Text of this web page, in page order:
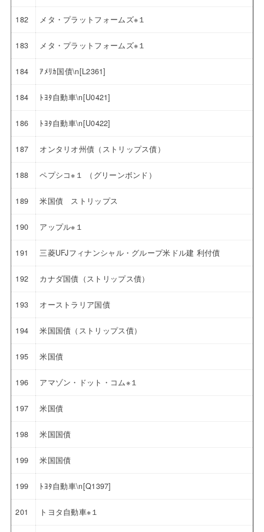
182 メタ・プラットフォームズ※１
183 メタ・プラットフォームズ※１
184 ｱﾒﾘｶ国債\n[L2361]
184 ﾄﾖﾀ自動車\n[U0421]
186 ﾄﾖﾀ自動車\n[U0422]
187 オンタリオ州債（ストリップス債）
188 ペプシコ※１ （グリーンボンド）
189 米国債 ストリップス
190 アップル※１
191 三菱UFJフィナンシャル・グループ米ドル建 利付債
192 カナダ国債（ストリップス債）
193 オーストラリア国債
194 米国国債（ストリップス債）
195 米国債
196 アマゾン・ドット・コム※１
197 米国債
198 米国国債
199 米国国債
199 ﾄﾖﾀ自動車\n[Q1397]
201 トヨタ自動車※１